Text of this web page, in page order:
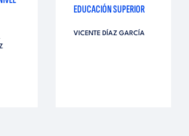
EDUCACIÓN SUPERIOR
VICENTE DÍAZ GARCÍA